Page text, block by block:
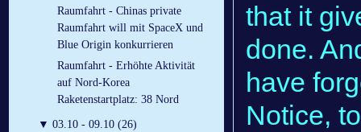
Raumfahrt - Chinas private
Raumfahrt will mit SpaceX und
Blue Origin konkurrieren
Raumfahrt - Erhöhte Aktivität
auf Nord-Korea
Raketenstartplatz: 38 Nord
▼ 03.10 - 09.10 (26)
that it
done.
have
Notice,